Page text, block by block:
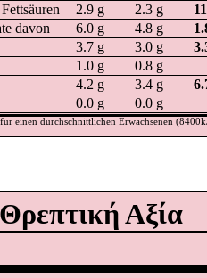
2.9 g 2.3 g
davon
6.0 g 4.8 g
3.7 g 3.0 g
1.0 g 0.8 g
4.2 g 3.4 g
0.0 g 0.0 g
einen durchschnittlichen Erwachsenen
Θρεπτική Αξία